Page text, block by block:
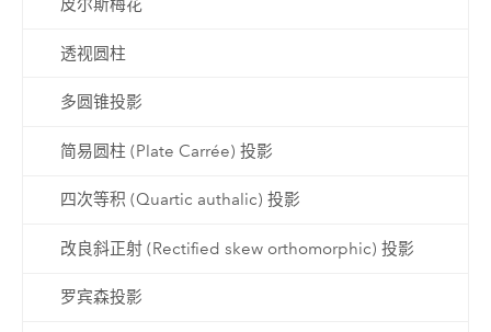
皮尔斯梅花
透视圆柱
多圆锥投影
简易圆柱 (Plate Carrée) 投影
四次等积 (Quartic authalic) 投影
改良斜正射 (Rectified skew orthomorphic) 投影
罗宾森投影